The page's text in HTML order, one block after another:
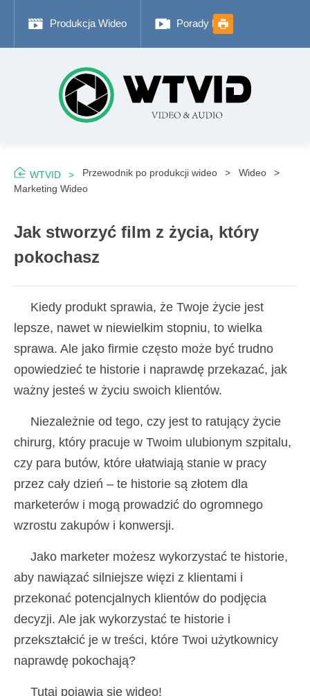
Produkcja Wideo Porady Fotograficzne
WTVID Przewodnik po produkcji wideo
Wideo
Marketing Wideo
Jak stworzyć film z życia, który
pokochasz
Kiedy produkt sprawia, że ​​Twoje życie jest
lepsze, nawet w niewielkim stopniu, to wielka
sprawa. Ale jako firmie często może być trudno
opowiedzieć te historie i naprawdę przekazać, jak
ważny jesteś w życiu swoich klientów.
Niezależnie od tego, czy jest to ratujący życie
chirurg, który pracuje w Twoim ulubionym szpitalu,
czy para butów, które ułatwiają stanie w pracy
przez cały dzień – te historie są złotem dla
marketerów i mogą prowadzić do ogromnego
wzrostu zakupów i konwersji.
Jako marketer możesz wykorzystać te historie,
aby nawiązać silniejsze więzi z klientami i
przekonać potencjalnych klientów do podjęcia
decyzji. Ale jak wykorzystać te historie i
przekształcić je w treści, które Twoi użytkownicy
naprawdę pokochają?
Tutaj pojawia się wideo!